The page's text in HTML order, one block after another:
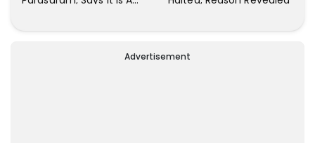
About Him
Advertisement